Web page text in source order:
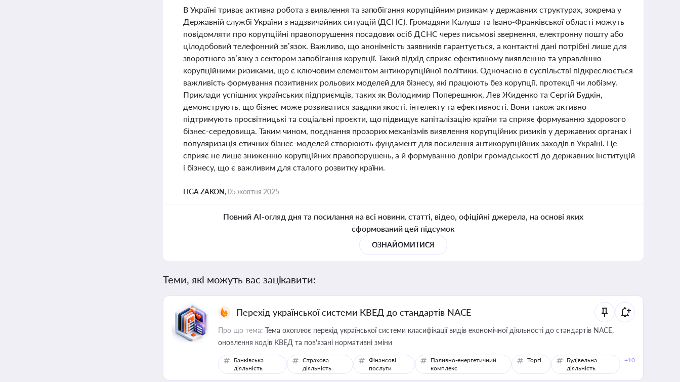
В Україні триває активна робота з виявлення та запобігання корупційним ризикам у державних структурах, зокрема у
Державній службі України з надзвичайних ситуацій (ДСНС). Громадяни Калуша та Івано-Франківської області можуть
повідомляти про корупційні правопорушення посадових осіб ДСНС через письмові звернення, електронну пошту або
цілодобовий телефонний зв’язок. Важливо, що анонімність заявників гарантується, а контактні дані потрібні лише для
зворотного зв’язку з сектором запобігання корупції. Такий підхід сприяє ефективному виявленню та управлінню
корупційними ризиками, що є ключовим елементом антикорупційної політики. Одночасно в суспільстві підкреслюється
важливість формування позитивних рольових моделей для бізнесу, які працюють без корупції, протекції чи лобізму.
Приклади успішних українських підприємців, таких як Володимир Поперешнюк, Лев Жиденко та Сергій Будкін,
демонструють, що бізнес може розвиватися завдяки якості, інтелекту та ефективності. Вони також активно
підтримують просвітницькі та соціальні проєкти, що підвищує капіталізацію країни та сприяє формуванню здорового
бізнес-середовища. Таким чином, поєднання прозорих механізмів виявлення корупційних ризиків у державних органах і
популяризація етичних бізнес-моделей створюють фундамент для посилення антикорупційних заходів в Україні. Це
сприяє не лише зниженню корупційних правопорушень, а й формуванню довіри громадськості до державних інституцій
і бізнесу, що є важливим для сталого розвитку країни.
LIGA ZAKON,05 жовтня 2025
Повний AI-огляд дня та посилання на всі новини, статті, відео, офіційні джерела, на основі яких
сформований цей підсумок
ОЗНАЙОМИТИСЯ
Теми, які можуть вас зацікавити:
Перехід української системи КВЕД до стандартів NACE
Про що тема: Тема охоплює перехід української системи класифікації видів економічної діяльності до стандартів NACE,
оновлення кодів КВЕД та пов'язані нормативні зміни
Банківська
діяльність
Страхова
діяльність
Фінансові
послуги
Паливно-енергетичний
комплекс
Торгівля
Будівельна
діяльність
+10